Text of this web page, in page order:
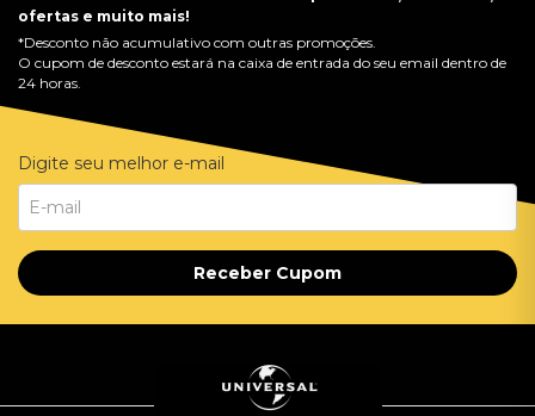
ofertas e muito mais!
*Desconto não acumulativo com outras promoções.
O cupom de desconto estará na caixa de entrada do seu email dentro de
24 horas.
Digite seu melhor e-mail
Receber Cupom